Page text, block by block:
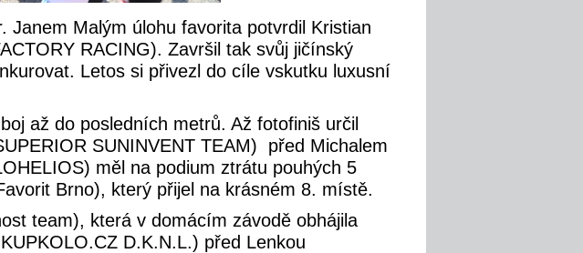
Malým úlohu favorita potvrdil Kristian
RACING). Završil tak svůj jičínský
Letos si přivezl do cíle vskutku luxusní
až do posledních metrů. Až fotofiniš určil
SUNINVENT TEAM) před Michalem
měl na podium ztrátu pouhých 5
Brno), který přijel na krásném 8. místě.
team), která v domácím závodě obhájila
D.K.N.L.) před Lenkou